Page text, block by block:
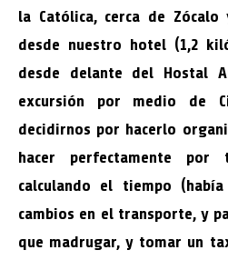
la Católica, cerca de
desde nuestro hotel (1,2
desde delante del Hostal
excursión por medio de
decidirnos por hacerlo
hacer perfectamente por
calculando el tiempo
cambios en el transporte, y
que madrugar, y tomar un